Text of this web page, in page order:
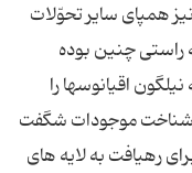
همپاى سایر تحوّلات
راستى چنین بوده
اقیانوسها را
شناخت موجودات شگفت
رهیافت به لایه هاى